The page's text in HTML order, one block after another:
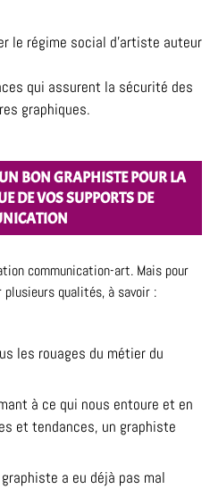
le régime social d’artiste auteur
qui assurent la sécurité des
graphiques.
BON GRAPHISTE POUR LA
DE VOS SUPPORTS DE
communication-art. Mais pour
qualités, à savoir :
les rouages du métier du
à ce qui nous entoure et en
et tendances, un graphiste
a eu déjà pas mal